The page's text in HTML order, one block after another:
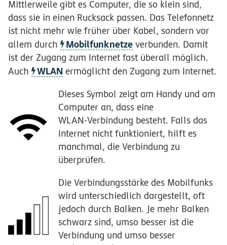
Mittlerweile gibt es Computer, die so klein sind,
dass sie in einen Rucksack passen. Das Telefonnetz
ist nicht mehr wie früher über Kabel, sondern vor
allem durch
Mobilfunknetze verbunden. Damit
ist der Zugang zum Internet fast überall möglich.
Auch
WLAN ermöglicht den Zugang zum Internet.
Dieses Symbol zeigt am Handy und am
Computer an, dass eine
WLAN-Verbindung besteht. Falls das
Internet nicht funktioniert, hilft es
manchmal, die Verbindung zu
überprüfen.
Die Verbindungsstärke des Mobilfunks
wird unterschiedlich dargestellt, oft
jedoch durch Balken. Je mehr Balken
schwarz sind, umso besser ist die
Verbindung und umso besser